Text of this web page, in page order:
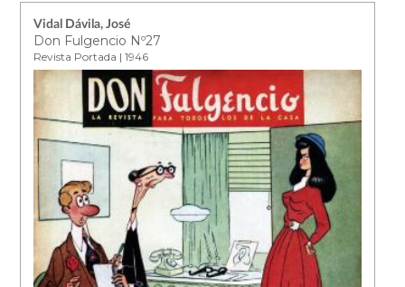
Vidal Dávila, José
Don Fulgencio Nº27
Revista Portada | 1946